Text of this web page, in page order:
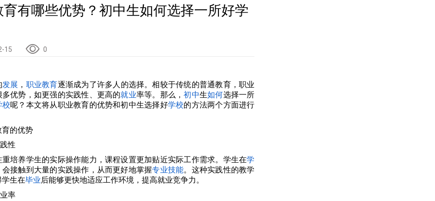
有哪些优势？初中生如何选择一所好学
15 0
发展 ， 职业教育逐渐成为了许多人的选择。相较于传统的普通教育，职业
优势，如更强的实践性、更高的就业率等。那么，初中生如何选择一所
校呢？本文将从职业教育的优势和初中生选择好学校的方法两个方面进行
的优势
性
培养学生的实际操作能力，课程设置更加贴近实际工作需求。学生在学
会接触到大量的实践操作，从而更好地掌握专业技能。这种实践性的教学
生在毕业后能够更快地适应工作环境，提高就业竞争力。
率